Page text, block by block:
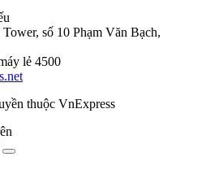
số 10 Phạm Văn Bạch,
lẻ 4500
thuộc VnExpress